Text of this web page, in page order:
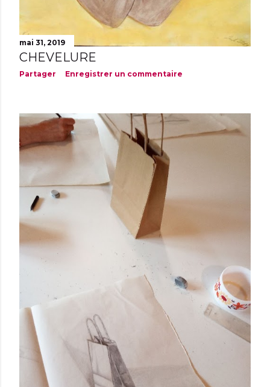
mai 31, 2019
CHEVELURE
Partager Enregistrer un commentaire